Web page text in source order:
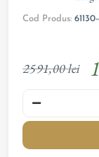
Cod Produs:
2591,00 lei